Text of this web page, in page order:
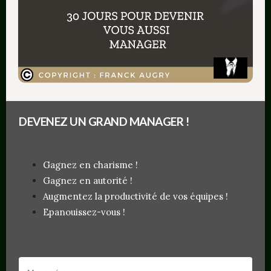
pensez-vous ? Dites-le-moi dans les
Franck Augry
Le manager éthique
DEVENEZ UN GRAND MANAGER !
Gagnez en charisme !
Gagnez en autorité !
Augmentez la productivité de vos équipes !
Epanouissez-vous !